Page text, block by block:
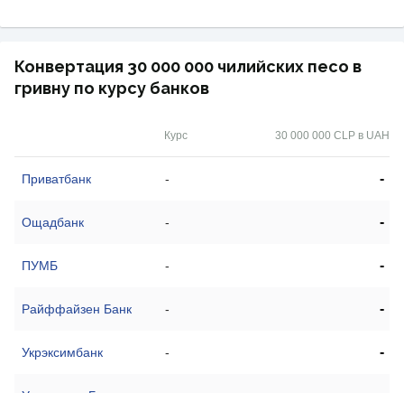
Конвертация 30 000 000 чилийских песо в
гривну по курсу банков
Курс 30 000 000 CLP в UAH
Приватбанк - -
Ощадбанк - -
ПУМБ - -
Райффайзен Банк - -
Укрэксимбанк - -